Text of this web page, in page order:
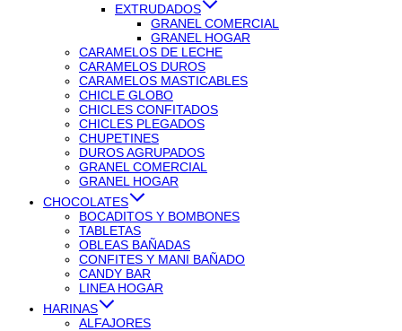
EXTRUDADOS
GRANEL COMERCIAL
GRANEL HOGAR
CARAMELOS DE LECHE
CARAMELOS DUROS
CARAMELOS MASTICABLES
CHICLE GLOBO
CHICLES CONFITADOS
CHICLES PLEGADOS
CHUPETINES
DUROS AGRUPADOS
GRANEL COMERCIAL
GRANEL HOGAR
CHOCOLATES
BOCADITOS Y BOMBONES
TABLETAS
OBLEAS BAÑADAS
CONFITES Y MANI BAÑADO
CANDY BAR
LINEA HOGAR
HARINAS
ALFAJORES